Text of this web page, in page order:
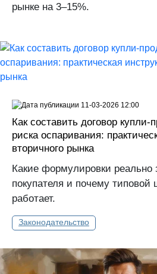
рынке на 3–15%.
Как составить договор
риска оспаривания:
вторичного рынка
Какие формулировки
покупателя и почему
работает.
Законодательство
11-03-2026 12:00